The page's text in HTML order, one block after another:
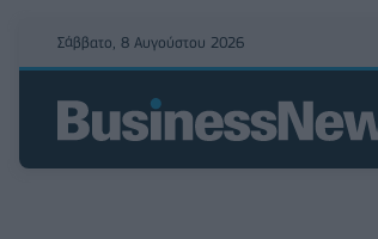
Σάββατο, 8 Αυγούστου 2026